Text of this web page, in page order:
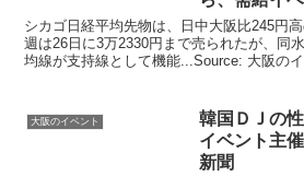
に
シカゴ日経平均先物は、日中大阪比245円
週は26日に3万2330円まで売られたが、同
均線が支持線として機能...Source: 大阪の
大阪のイベント
韓国ＤＪの
イベント 主
新聞